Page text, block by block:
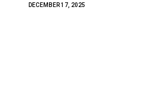
DECEMBER 17, 2025